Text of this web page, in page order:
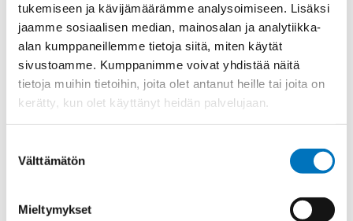
tukemiseen ja kävijämäärämme analysoimiseen. Lisäksi
jaamme sosiaalisen median, mainosalan ja analytiikka-
alan kumppaneillemme tietoja siitä, miten käytät
sivustoamme. Kumppanimme voivat yhdistää näitä
tietoja muihin tietoihin, joita olet antanut heille tai joita on
kerätty, kun olet käyttänyt heidän palvelujaan.
valinta
Välttämätön
Mieltymykset
Tuotekoodi 1687250050
Osasto Holkkitiiviste metalli,Hummel holkkitiivisteet
Toimitusaika: 1-7 päivää
Toimituskulut 35kg:n asti 25€.
Yli 35kg:n toimituskulut toteutuneiden kulujen mukaan.
Hummel Ag
25